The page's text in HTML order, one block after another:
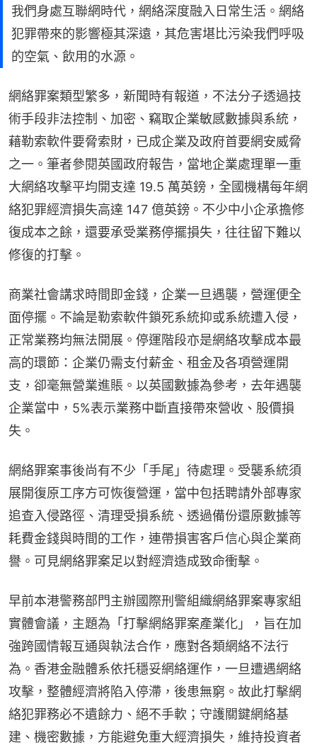
我們身處互聯網時代，網絡深度融入日常生活。網絡
犯罪帶來的影響極其深遠，其危害堪比污染我們呼吸
的空氣、飲用的水源。
網絡罪案類型繁多，新聞時有報道，不法分子透過技
術手段非法控制、加密、竊取企業敏感數據與系統，
藉勒索軟件要脅索財，已成企業及政府首要網安威脅
之一。筆者參閱英國政府報告，當地企業處理單一重
大網絡攻擊平均開支達 19.5 萬英鎊，全國機構每年網
絡犯罪經濟損失高達 147 億英鎊。不少中小企承擔修
復成本之餘，還要承受業務停擺損失，往往留下難以
修復的打擊。
商業社會講求時間即金錢，企業一旦遇襲，營運便全
面停擺。不論是勒索軟件鎖死系統抑或系統遭入侵，
正常業務均無法開展。停運階段亦是網絡攻擊成本最
高的環節：企業仍需支付薪金、租金及各項營運開
支，卻毫無營業進賬。以英國數據為參考，去年遇襲
企業當中，5%表示業務中斷直接帶來營收、股價損
失。
網絡罪案事後尚有不少「手尾」待處理。受襲系統須
展開復原工序方可恢復營運，當中包括聘請外部專家
追查入侵路徑、清理受損系統、透過備份還原數據等
耗費金錢與時間的工作，連帶損害客戶信心與企業商
譽。可見網絡罪案足以對經濟造成致命衝擊。
早前本港警務部門主辦國際刑警組織網絡罪案專家組
實體會議，主題為「打擊網絡罪案產業化」，旨在加
強跨國情報互通與執法合作，應對各類網絡不法行
為。香港金融體系依托穩妥網絡運作，一旦遭遇網絡
攻擊，整體經濟將陷入停滯，後患無窮。故此打擊網
絡犯罪務必不遺餘力、絕不手軟；守護關鍵網絡基
建、機密數據，方能避免重大經濟損失，維持投資者